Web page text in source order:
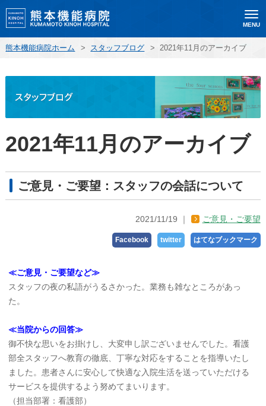
MENU
熊本機能病院ホーム > スタッフブログ > 2021年11月のアーカイブ
2021年11月のアーカイブ
ご意見・ご要望：スタッフの会話について
2021/11/19 ご意見・ご要望
Facebook twitter はてなブックマーク
≪ご意見・ご要望など≫
スタッフの夜の私語がうるさかった。業務も雑なところがあっ
た。
≪当院からの回答≫
御不快な思いをお掛けし、大変申し訳ございませんでした。看護
部全スタッフへ教育の徹底、丁寧な対応をすることを指導いたし
ました。患者さんに安心して快適な入院生活を送っていただける
サービスを提供するよう努めてまいります。
（担当部署：看護部）